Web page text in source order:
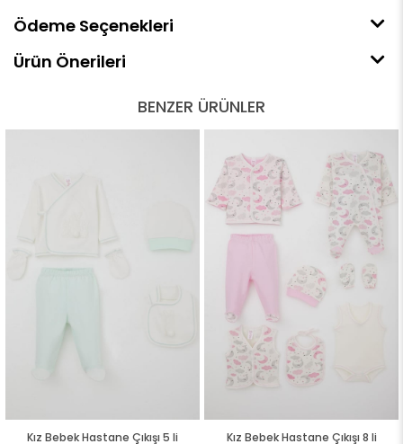
Ödeme Seçenekleri
Ürün Önerileri
BENZER ÜRÜNLER
Kız Bebek Hastane Çıkışı 5 li
Kız Bebek Hastane Çıkışı 8 li